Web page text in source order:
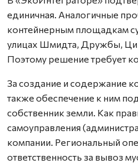
единичная. Аналогичные
контейнерным площадкам
улицах Шмидта, Дружбы,
Поэтому решение требует
За создание и содержание
также обеспечение к ним
собственник земли. Как
самоуправления
компании. Региональный
ответственность за вывоз